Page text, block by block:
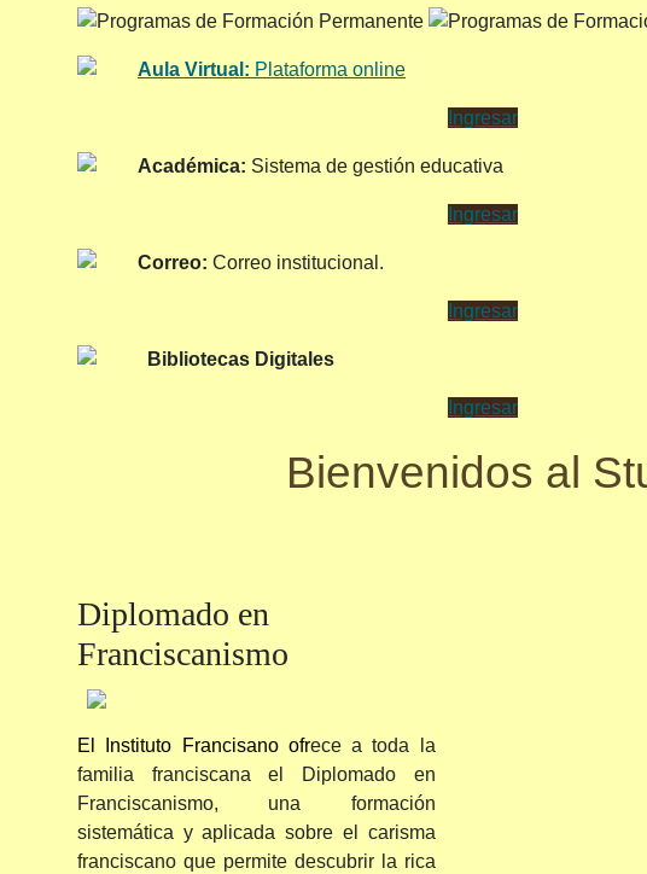
Aula Virtual: Plataforma online
Ingresar
Académica: Sistema de gestión educativa
Ingresar
Correo: Correo institucional .
Ingresar
Bibliotecas Digitales
Ingresar
Bienvenidos al
Diplomado en
Franciscanismo
El Instituto Francisano ofrece a toda la
familia franciscana el Diplomado en
Franciscanismo, una formación
sistemática y aplicada sobre el carisma
franciscano que permite descubrir la rica